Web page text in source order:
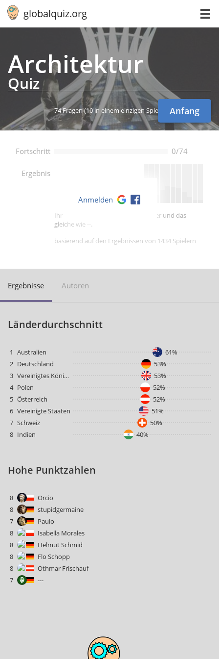
globalquiz.org
Ar­chi­tek­tur
Quiz
74 Fragen(10 in einem einzigen Spiel) Anfang
Fortschritt 0/74
Ergebnis
Ihre Punktzahl ist besser als -- Spieler und das
gleiche wie --.
basierend auf den Ergebnissen von 1434 Spielern
Anmelden
Ergebnisse Autoren
Länderdurchschnitt
1 Australien
61%
2 Deutschland
53%
3
Vereinigtes Königreich
53%
4 Polen
52%
5 Österreich
52%
6 Vereinigte Staaten
51%
7 Schweiz
50%
8 Indien 40%
Hohe Punktzahlen
8
Orcio
8
stupidgermaine
7
Paulo
8
Isabella Morales
8
Helmut Schmid
8
Flo Schopp
8
Othmar Frischauf
7
---